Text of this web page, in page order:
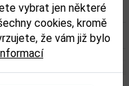
vybrat jen některé
cookies, kromě
že vám již bylo
40
0,7